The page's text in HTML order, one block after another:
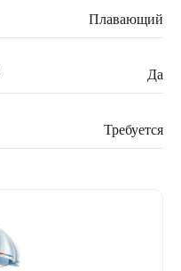
Плавающий
Да
Требуется